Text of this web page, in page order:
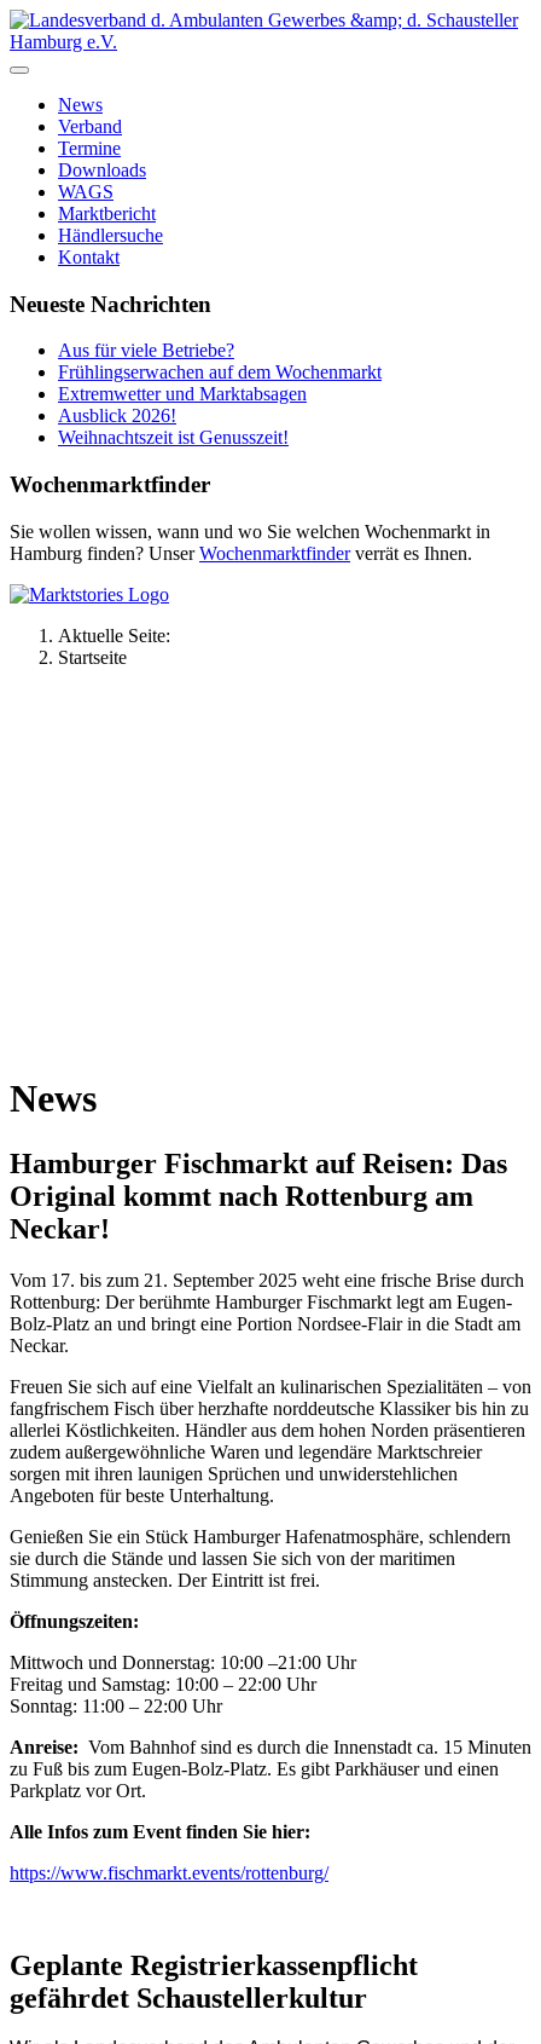
News
Verband
Termine
Downloads
WAGS
Marktbericht
Händlersuche
Kontakt
Neueste Nachrichten
Aus für viele Betriebe?
Frühlingserwachen auf dem Wochenmarkt
Extremwetter und Marktabsagen
Ausblick 2026!
Weihnachtszeit ist Genusszeit!
Wochenmarktfinder
Sie wollen wissen, wann und wo Sie welchen Wochenmarkt in
Hamburg finden? UnserWochenmarktfinderverrät es Ihnen.
Aktuelle Seite:
Startseite
News
Hamburger Fischmarkt auf Reisen: Das
Original kommt nach Rottenburg am
Neckar!
Vom 17. bis zum 21. September 2025 weht eine frische Brise durch
Rottenburg: Der berühmte Hamburger Fischmarkt legt am Eugen-
Bolz-Platz an und bringt eine Portion Nordsee-Flair in die Stadt am
Neckar.
Freuen Sie sich auf eine Vielfalt an kulinarischen Spezialitäten – von
fangfrischem Fisch über herzhafte norddeutsche Klassiker bis hin zu
allerlei Köstlichkeiten. Händler aus dem hohen Norden präsentieren
zudem außergewöhnliche Waren und legendäre Marktschreier
sorgen mit ihren launigen Sprüchen und unwiderstehlichen
Angeboten für beste Unterhaltung.
Genießen Sie ein Stück Hamburger Hafenatmosphäre, schlendern
sie durch die Stände und lassen Sie sich von der maritimen
Stimmung anstecken. Der Eintritt ist frei.
Öffnungszeiten:
Mittwoch und Donnerstag: 10:00 –21:00 Uhr
Freitag und Samstag: 10:00 – 22:00 Uhr
Sonntag: 11:00 – 22:00 Uhr
Anreise: Vom Bahnhof sind es durch die Innenstadt ca. 15 Minuten
zu Fuß bis zum Eugen-Bolz-Platz. Es gibt Parkhäuser und einen
Parkplatz vor Ort.
Alle Infos zum Event finden Sie hier:
https://www.fischmarkt.events/rottenburg/
Geplante Registrierkassenpflicht
gefährdet Schaustellerkultur